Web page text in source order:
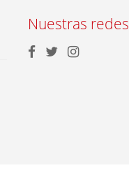
Nuestras redes